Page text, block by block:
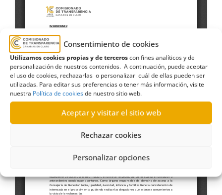
Consentimiento de cookies
Utilizamos cookies propias y de terceroscon fines analíticos y de
personalización de nuestros contenidos. A continuación, puede aceptar
el uso de cookies, rechazarlas o personalizar cuál de ellas pueden ser
utilizadas. Para editar sus preferencias o tener más información, visite
nuestra Política de cookiesde nuestro sitio web.
Aceptar y visitar el sitio web
Rechazar cookies
Personalizar opciones